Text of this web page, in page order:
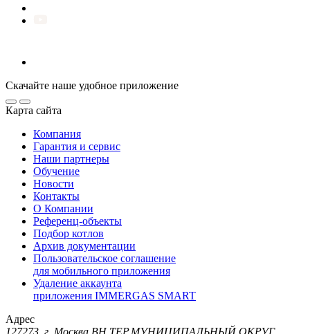
Скачайте наше удобное приложение
Карта сайта
Компания
Гарантия и сервис
Наши партнеры
Обучение
Новости
Контакты
О Компании
Референц-объекты
Подбор котлов
Архив документации
Пользовательское соглашение
для мобильного приложения
Удаление аккаунта
приложения IMMERGAS SMART
Адрес
127273, г. Москва ВН.ТЕР.МУНИЦИПАЛЬНЫЙ ОКРУГ